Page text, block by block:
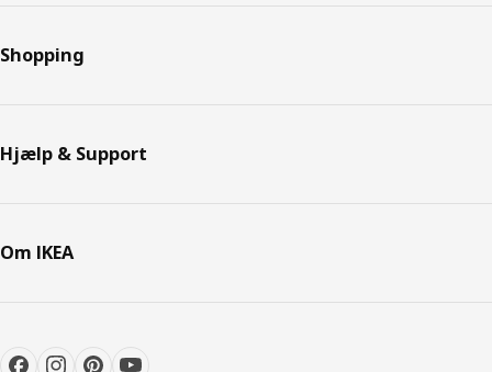
Shopping
Hjælp & Support
Om IKEA